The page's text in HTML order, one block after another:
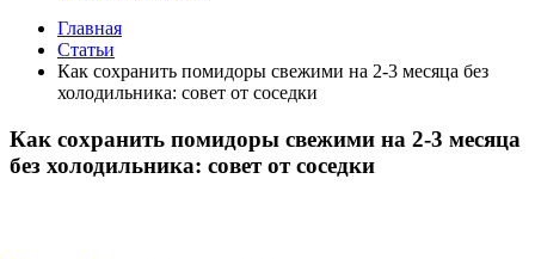
Главная
Статьи
Как сохранить помидоры свежими на 2-3 месяца без
холодильника: совет от соседки
Как сохранить помидоры свежими на 2-3 месяца
без холодильника: совет от соседки